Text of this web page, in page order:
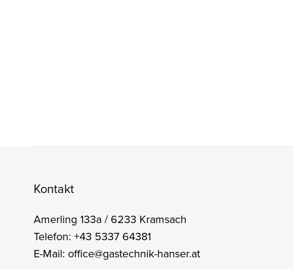
Kontakt
Amerling 133a / 6233 Kramsach
Telefon: +43 5337 64381
E-Mail: office@gastechnik-hanser.at